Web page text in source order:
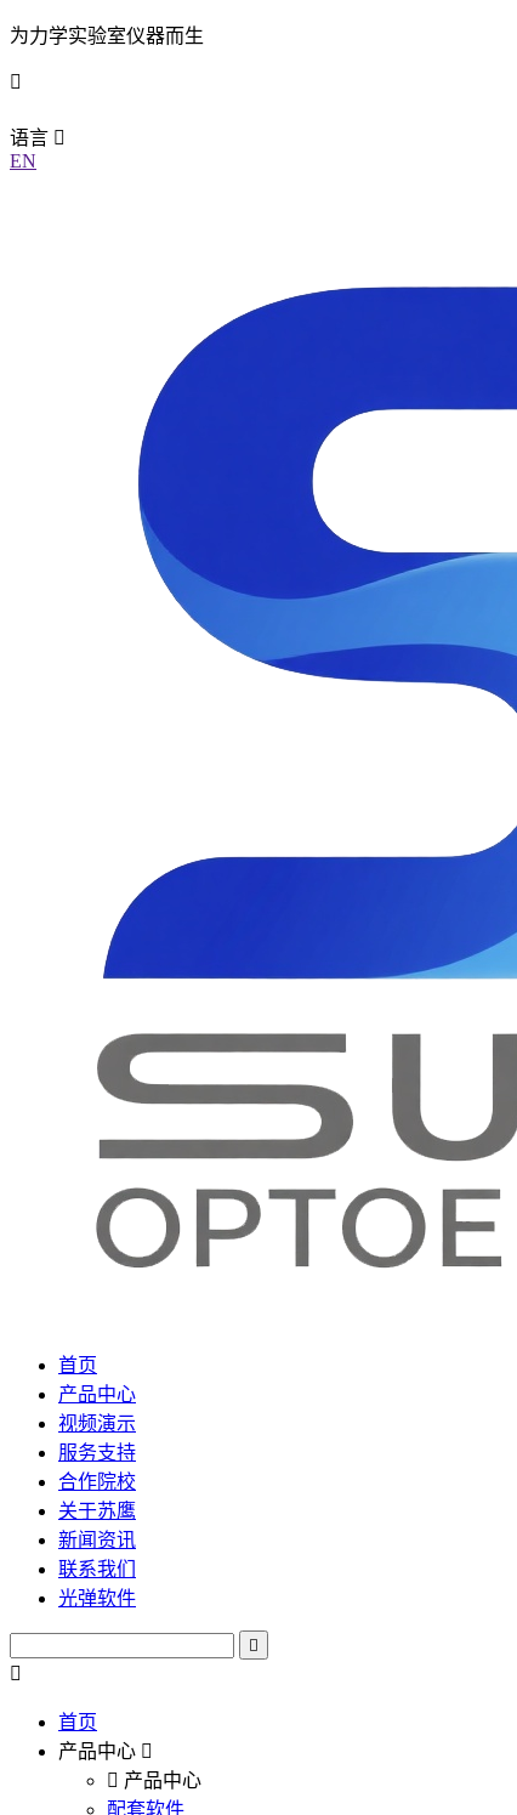
为力学实验室仪器而生
语言
EN
首页
产品中心
视频演示
服务支持
合作院校
关于苏鹰
新闻资讯
联系我们
光弹软件
首页
产品中心
产品中心
配套软件